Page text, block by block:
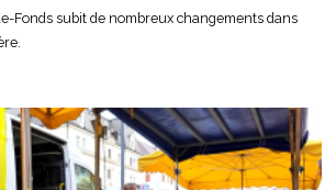
Fonds subit de nombreux changements dans